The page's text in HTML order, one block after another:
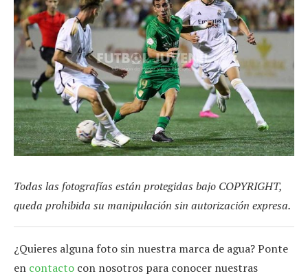
Todas las fotografías están protegidas bajo COPYRIGHT,
queda prohibida su manipulación sin autorización expresa.
¿Quieres alguna foto sin nuestra marca de agua? Ponte
en contacto con nosotros para conocer nuestras